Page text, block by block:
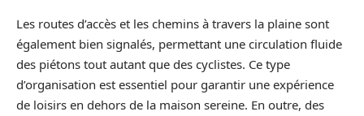
Les routes d’accès et les chemins à travers la plaine sont
également bien signalés, permettant une circulation fluide
des piétons tout autant que des cyclistes. Ce type
d’organisation est essentiel pour garantir une expérience
de loisirs en dehors de la maison sereine. En outre, des